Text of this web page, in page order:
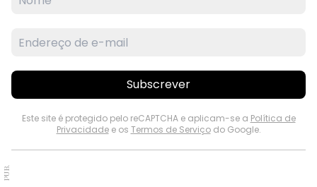
Subscrever
Este site é protegido pelo reCAPTCHA e aplicam-se a Política de
Privacidadee os Termos de Serviçodo Google.
PUB.